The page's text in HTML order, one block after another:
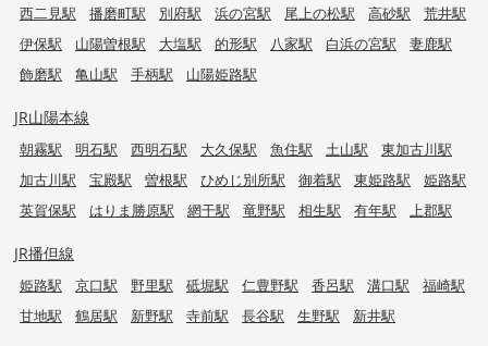
西二見駅
播磨町駅 別府駅 浜の宮駅 尾上の松駅 高砂駅
荒井駅
伊保駅
山陽曽根駅 大塩駅 的形駅 八家駅 白浜の宮駅
妻鹿駅
飾磨駅
亀山駅 手柄駅 山陽姫路駅
JR山陽本線
朝霧駅 明石駅 西明石駅 大久保駅 魚住駅 土山駅
東加古川駅
加古川駅
宝殿駅 曽根駅 ひめじ別所駅 御着駅 東姫路駅
姫路駅
英賀保駅
はりま勝原駅 網干駅 竜野駅 相生駅 有年駅 上郡駅
JR播但線
姫路駅 京口駅 野里駅 砥堀駅 仁豊野駅 香呂駅 溝口駅
福崎駅
甘地駅
鶴居駅 新野駅 寺前駅 長谷駅 生野駅 新井駅